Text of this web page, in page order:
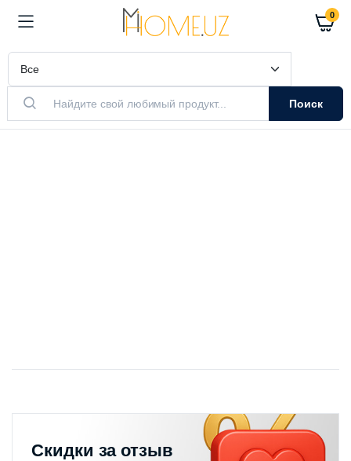
0
Поиск
Скидки за отзыв